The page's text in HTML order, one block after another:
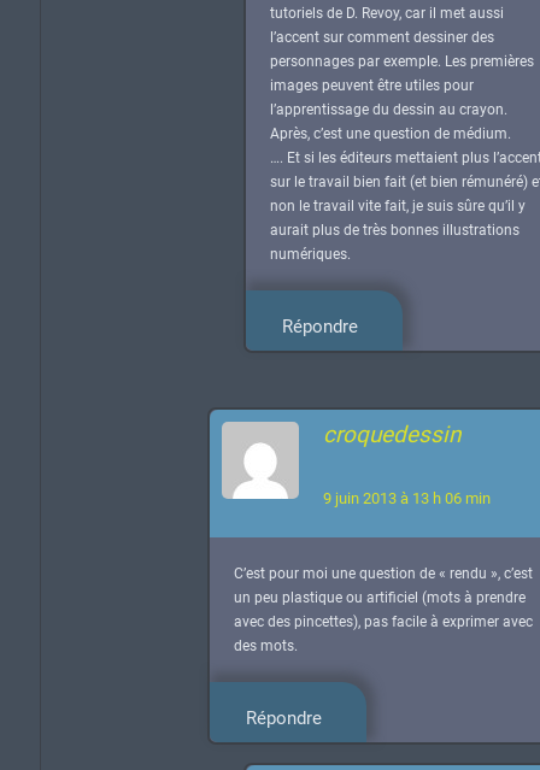
tutoriels de D. Revoy, car il met aussi
l’accent sur comment dessiner des
personnages par exemple. Les premières
images peuvent être utiles pour
l’apprentissage du dessin au crayon.
Après, c’est une question de médium.
…. Et si les éditeurs mettaient plus
sur le travail bien fait (et bien rémunéré)
non le travail vite fait, je suis sûre qu’il y
aurait plus de très bonnes illustrations
numériques.
Répondre
croquedessin
9 juin 2013 à 13 h 06 min
C’est pour moi une question de « rendu », c’est
un peu plastique ou artificiel (mots à prendre
avec des pincettes), pas facile à exprimer avec
des mots.
Répondre